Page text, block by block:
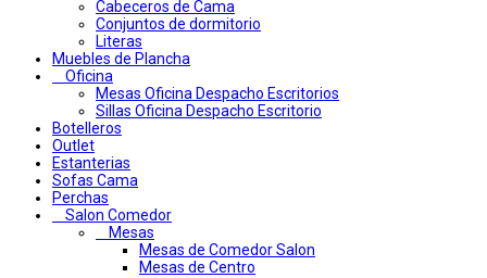
Cabeceros de Cama
Conjuntos de dormitorio
Literas
Muebles de Plancha
Oficina
Mesas Oficina Despacho Escritorios
Sillas Oficina Despacho Escritorio
Botelleros
Outlet
Estanterias
Sofas Cama
Perchas
Salon Comedor
Mesas
Mesas de Comedor Salon
Mesas de Centro